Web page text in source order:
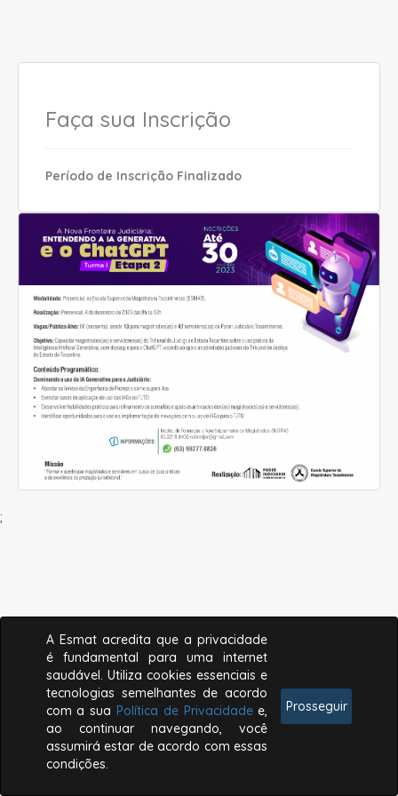
Faça sua Inscrição
Período de Inscrição Finalizado
A Esmat acredita que a privacidade
é fundamental para uma internet
saudável. Utiliza cookies essenciais e
tecnologias semelhantes de acordo
com a sua Política de Privacidadee,
ao continuar navegando, você
assumirá estar de acordo com essas
condições.
Prosseguir
;